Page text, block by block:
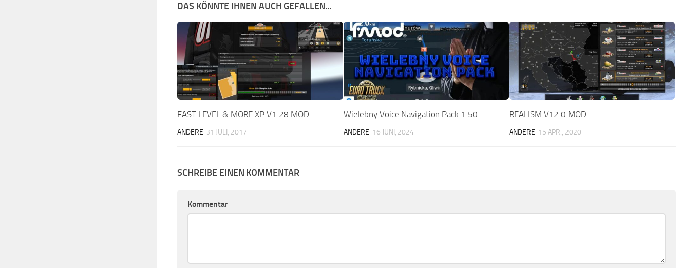
DAS KÖNNTE IHNEN AUCH GEFALLEN...
FAST LEVEL & MORE XP V1.28 MOD
ANDERE 31 JULI, 2017
Wielebny Voice Navigation Pack 1.50
ANDERE 16 JUNI, 2024
REALISM V12.0 MOD
ANDERE 15 APR., 2020
SCHREIBE EINEN KOMMENTAR
Kommentar